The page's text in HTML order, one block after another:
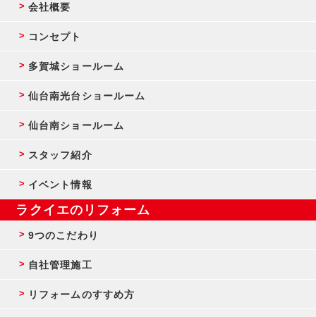
会社概要
コンセプト
多賀城ショールーム
仙台南光台ショールーム
仙台南ショールーム
スタッフ紹介
イベント情報
ラクイエのリフォーム
9つのこだわり
自社管理施工
リフォームのすすめ方